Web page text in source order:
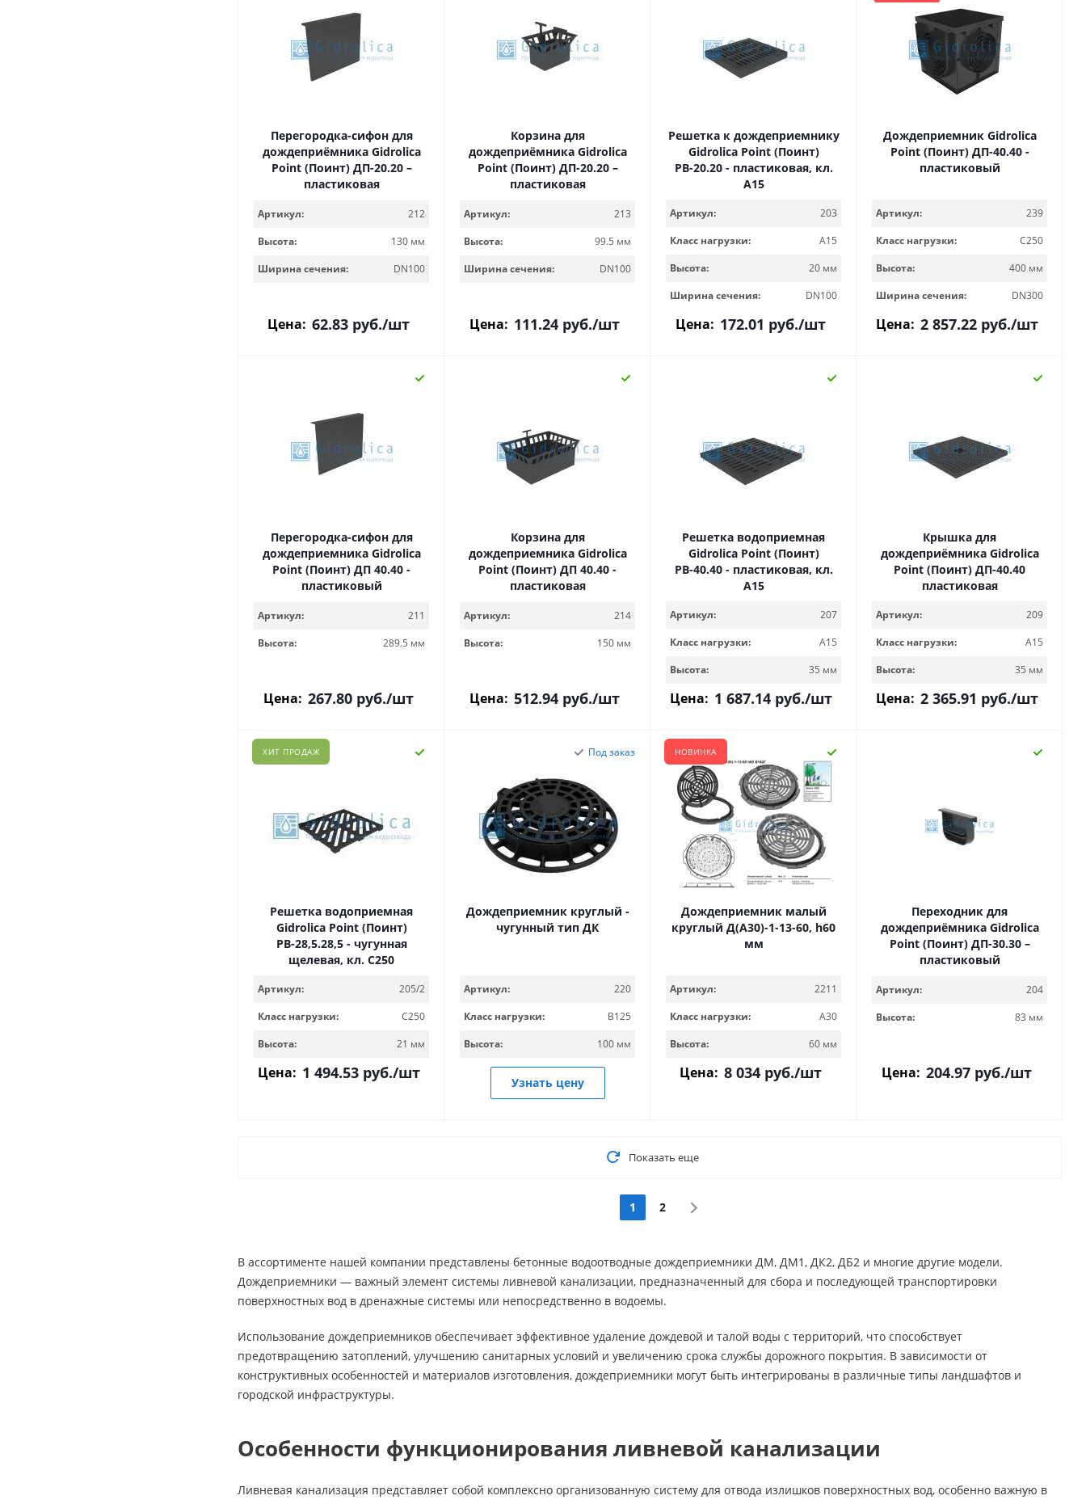
Перегородка-сифон для
дождеприёмника Gidrolica
Point (Поинт) ДП-20.20 –
пластиковая
Артикул:
212
Высота:
130 мм
Ширина сечения:
DN100
Цена: 62.83 руб./шт
Корзина для
дождеприёмника Gidrolica
Point (Поинт) ДП-20.20 –
пластиковая
Артикул:
213
Высота:
99.5 мм
Ширина сечения:
DN100
Цена: 111.24 руб./шт
Решетка к дождеприемнику
Gidrolica Point (Поинт)
РВ-20.20 - пластиковая, кл.
А15
Артикул:
203
Класс нагрузки:
A15
Высота:
20 мм
Ширина сечения:
DN100
Цена: 172.01 руб./шт
Дождеприемник Gidrolica
Point (Поинт) ДП-40.40 -
пластиковый
Артикул:
239
Класс нагрузки:
C250
Высота:
400 мм
Ширина сечения:
DN300
Цена: 2 857.22руб./шт
Перегородка-сифон для
дождеприемника Gidrolica
Point (Поинт) ДП 40.40 -
пластиковый
Артикул:
211
Высота:
289.5 мм
Цена: 267.80 руб./шт
Корзина для
дождеприемника Gidrolica
Point (Поинт) ДП 40.40 -
пластиковая
Артикул:
214
Высота:
150 мм
Цена: 512.94 руб./шт
Решетка водоприемная
Gidrolica Point (Поинт)
РВ-40.40 - пластиковая, кл.
А15
Артикул:
207
Класс нагрузки:
A15
Высота:
35 мм
Цена: 1 687.14руб./шт
Крышка для
дождеприёмника Gidrolica
Point (Поинт) ДП-40.40
пластиковая
Артикул:
209
Класс нагрузки:
A15
Высота:
35 мм
Цена: 2 365.91 руб./шт
ХИТ ПРОДАЖ
Решетка водоприемная
Gidrolica Point (Поинт)
РВ-28,5.28,5 - чугунная
щелевая, кл. С250
Артикул:
205/2
Класс нагрузки:
C250
Высота:
21 мм
Цена: 1 494.53руб./шт
Под заказ
Дождеприемник круглый -
чугунный тип ДК
Артикул:
220
Класс нагрузки:
B125
Высота:
100 мм
Узнать цену
НОВИНКА
Дождеприемник малый
круглый Д(А30)-1-13-60, h60
мм
Артикул:
2211
Класс нагрузки:
A30
Высота:
60 мм
Цена: 8 034 руб./шт
Переходник для
дождеприёмника Gidrolica
Point (Поинт) ДП-30.30 –
пластиковый
Артикул:
204
Высота:
83 мм
Цена: 204.97 руб./шт
Показать еще
1 2
В ассортименте нашей компании представлены бетонные водоотводные дождеприемники ДМ, ДМ1, ДК2, ДБ2 и многие другие модели.
Дождеприемники — важный элемент системы ливневой канализации, предназначенный для сбора и последующей транспортировки
поверхностных вод в дренажные системы или непосредственно в водоемы.
Использование дождеприемников обеспечивает эффективное удаление дождевой и талой воды с территорий, что способствует
предотвращению затоплений, улучшению санитарных условий и увеличению срока службы дорожного покрытия. В зависимости от
конструктивных особенностей и материалов изготовления, дождеприемники могут быть интегрированы в различные типы ландшафтов и
городской инфраструктуры.
Особенности функционирования ливневой канализации
Ливневая канализация представляет собой комплексно организованную систему для отвода излишков поверхностных вод, особенно важную в